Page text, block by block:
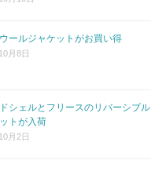
ールジャケットがお買い得
月8日
シェルとフリースのリバーシブル
トが入荷
月2日